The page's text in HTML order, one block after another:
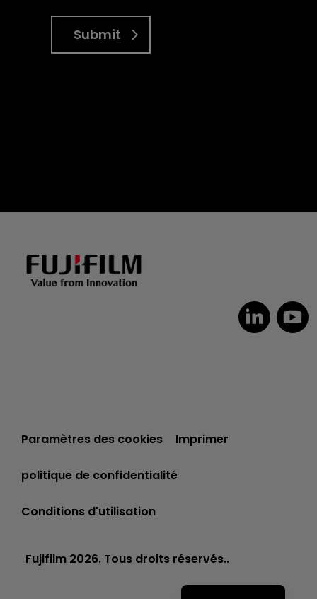
Submit
Paramètres des cookies Imprimer
politique de confidentialité
Conditions d'utilisation
Fujifilm 2026. Tous droits réservés..
German
Czech